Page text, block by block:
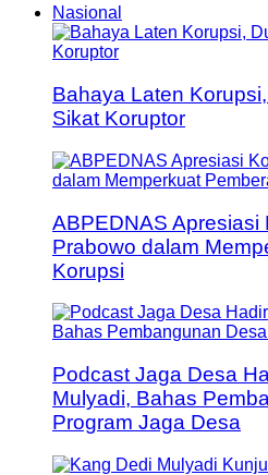
Nasional
Bahaya Laten
Sikat Koruptor
ABPEDNAS Apresiasi
Prabowo dalam
Korupsi
Podcast Jaga Desa
Mulyadi, Bahas
Program Jaga Desa